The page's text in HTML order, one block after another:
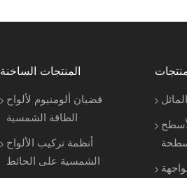
المنتجات الساخنة
قضبان ألومنيوم لألواح
الطاقة الشمسية
أنظمة تركيب الألواح
الشمسية على الحائط